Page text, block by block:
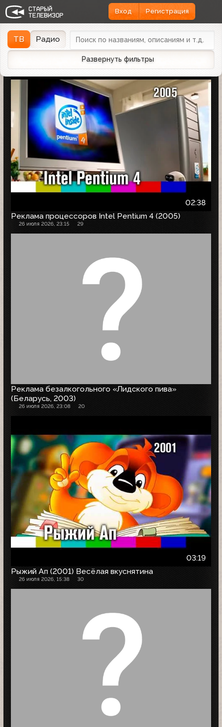
Вход Регистрация
ТВ Радио
Развернуть фильтры
Найдено 1166 записей Дата эфираДата заливки
02:38
Реклама процессоров Intel Pentium 4 (2005)
26 июля 2026, 23:15 29
Реклама безалкогольного «Лидского пива»
(Беларусь, 2003)
26 июля 2026, 23:08 20
03:19
Рыжий Ап (2001) Весёлая вкуснятина
26 июля 2026, 15:38 30